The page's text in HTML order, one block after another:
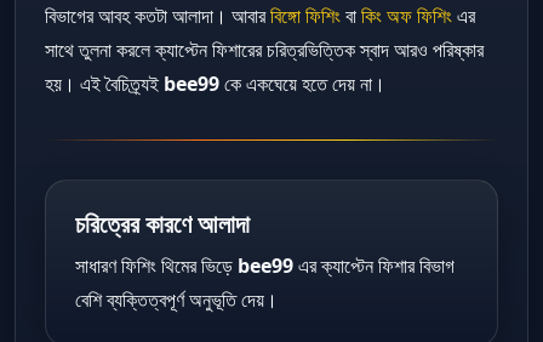
বিভাগের আবহ কতটা আলাদা। আবারবিঙ্গো ফিশিংবাকিং অফ ফিশিংএর
সাথে তুলনা করলে ক্যাপ্টেন ফিশারের চরিত্রভিত্তিক স্বাদ আরও পরিষ্কার
হয়। এই বৈচিত্র্যই bee99কে একঘেয়ে হতে দেয় না।
চরিত্রের কারণে আলাদা
সাধারণ ফিশিং থিমের ভিড়ে bee99এর ক্যাপ্টেন ফিশার বিভাগ
বেশি ব্যক্তিত্বপূর্ণ অনুভূতি দেয়।